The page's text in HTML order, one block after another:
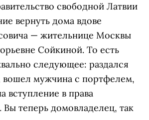
свободной Латвии
вернуть дома вдове
— жительнице Москвы
Сойкиной. То есть
следующее: раздался
вошел мужчина с портфелем,
вступление в права
Вы теперь домовладелец, так